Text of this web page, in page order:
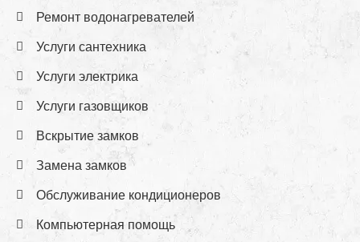
Ремонт водонагревателей
Услуги сантехника
Услуги электрика
Услуги газовщиков
Вскрытие замков
Замена замков
Обслуживание кондиционеров
Компьютерная помощь